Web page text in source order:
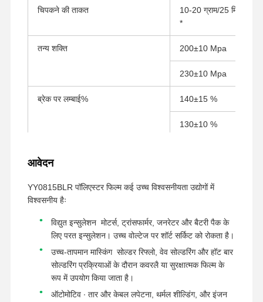
फैक्टरी यात्रा गुणवत्ता नियंत्रण हमसे संपर्क करें अभी चैट करें
पीईटी फिल्म
पीटीएफई टेप
पीआई फिल्म
रिलीज फिल्म
पु फिल्म
चिपकने की ताकत
10-20 ग्राम/25 मिमी
*
तन्य शक्ति 200±10 Mpa
230±10 Mpa
ब्रेक पर लम्बाई% 140±15 %
130±10 %
आवेदन
YY0815BLR पॉलिएस्टर फिल्म कई उच्च विश्वसनीयता उद्योगों में
विश्वसनीय हैः
विद्युत इन्सुलेशन ️ मोटर्स, ट्रांसफार्मर, जनरेटर और बैटरी पैक के
लिए परत इन्सुलेशन। उच्च वोल्टेज पर शॉर्ट सर्किट को रोकता है।
उच्च-तापमान मास्किंग ️ सोल्डर रिफ्लो, वेव सोल्डरिंग और हॉट बार
सोल्डरिंग प्रक्रियाओं के दौरान कवरलै या सुरक्षात्मक फिल्म के
रूप में उपयोग किया जाता है।
ऑटोमोटिव ∙ तार और केबल लपेटना, थर्मल शील्डिंग, और इंजन